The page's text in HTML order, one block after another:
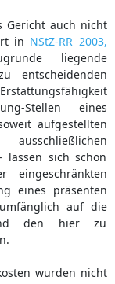
Gericht auch nicht
in NStZ-RR 2003,
liegende
entscheidenden
Stellen eines
aufgestellten
lassen sich schon
eines präsenten
auf die
den hier zu
wurden nicht